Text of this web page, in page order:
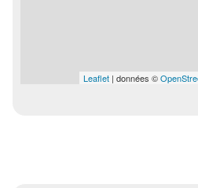
Leaflet | données ©